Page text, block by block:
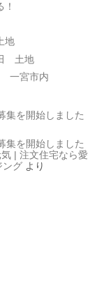
地
土地
一宮市内
集を開始しました
集を開始しました
| 注文住宅なら愛
ング より